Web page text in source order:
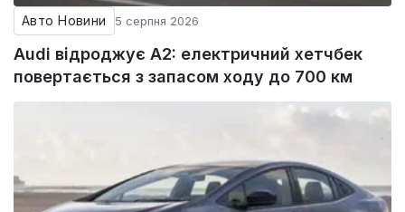
Авто Новини 5 серпня 2026
Audi відроджує A2: електричний хетчбек
повертається з запасом ходу до 700 км